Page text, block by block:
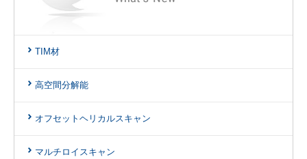
TIM材
高空間分解能
オフセットヘリカルスキャン
マルチロイスキャン